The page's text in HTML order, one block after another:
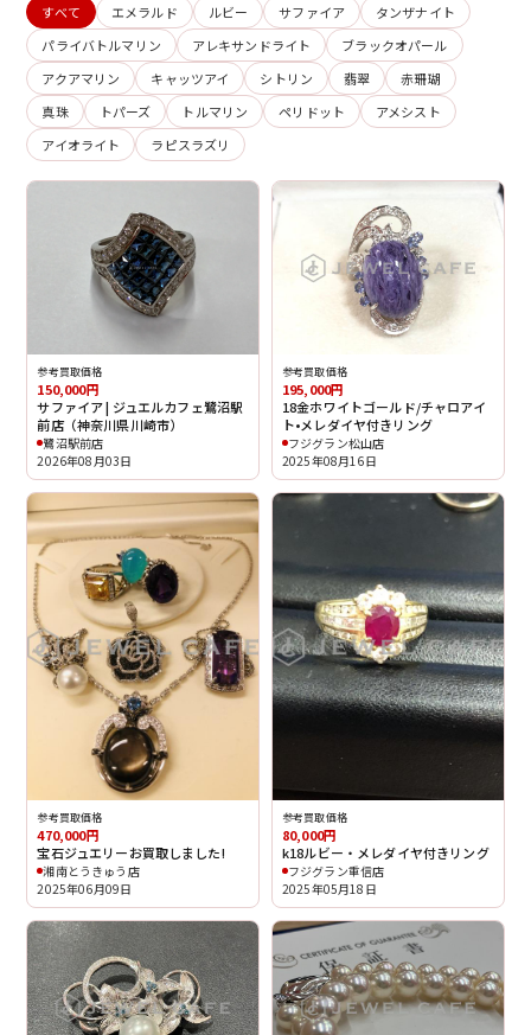
すべて エメラルド ルビー サファイア
タンザナイト
パライバトルマリン
アレキサンドライト
ブラックオパール
アクアマリン
キャッツアイ シトリン 翡翠
赤珊瑚
真珠
トパーズ トルマリン ペリドット
アメシスト
アイオライト
ラピスラズリ
参考買取価格
150,000円
サファイア | ジュエルカフェ鷺沼駅
前店（神奈川県川崎市）
鷺沼駅前店
2026年08月03日
参考買取価格
195,000円
18金ホワイトゴールド/チャロアイ
ト•メレダイヤ付きリング
フジグラン松山店
2025年08月16日
参考買取価格
470,000円
宝石ジュエリーお買取しました!
湘南とうきゅう店
2025年06月09日
参考買取価格
80,000円
k18ルビー・メレダイヤ付きリング
フジグラン重信店
2025年05月18日